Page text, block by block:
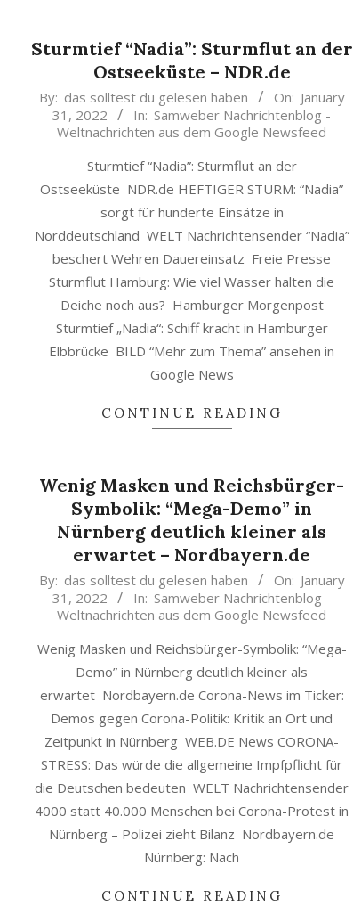
Sturmtief “Nadia”: Sturmflut an der
Ostseeküste – NDR.de
2022-
By: das solltest du gelesen haben On: January
31, 2022
In: Samweber Nachrichtenblog -
Weltnachrichten aus dem Google Newsfeed
Sturmtief “Nadia”: Sturmflut an der
Ostseeküste NDR.de HEFTIGER STURM: “Nadia”
sorgt für hunderte Einsätze in
Norddeutschland WELT Nachrichtensender “Nadia”
beschert Wehren Dauereinsatz Freie Presse
Sturmflut Hamburg: Wie viel Wasser halten die
Deiche noch aus? Hamburger Morgenpost
Sturmtief „Nadia“: Schiff kracht in Hamburger
Elbbrücke BILD “Mehr zum Thema” ansehen in
Google News
CONTINUE READING
Wenig Masken und Reichsbürger-
Symbolik: “Mega-Demo” in
Nürnberg deutlich kleiner als
erwartet – Nordbayern.de
2022-
By: das solltest du gelesen haben On: January
31, 2022
In: Samweber Nachrichtenblog -
Weltnachrichten aus dem Google Newsfeed
Wenig Masken und Reichsbürger-Symbolik: “Mega-
Demo” in Nürnberg deutlich kleiner als
erwartet Nordbayern.de Corona-News im Ticker:
Demos gegen Corona-Politik: Kritik an Ort und
Zeitpunkt in Nürnberg WEB.DE News CORONA-
STRESS: Das würde die allgemeine Impfpflicht für
die Deutschen bedeuten WELT Nachrichtensender
4000 statt 40.000 Menschen bei Corona-Protest in
Nürnberg – Polizei zieht Bilanz Nordbayern.de
Nürnberg: Nach
CONTINUE READING